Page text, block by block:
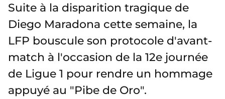
Suite à la disparition tragique de
Diego Maradona cette semaine, la
LFP bouscule son protocole d'avant-
match à l'occasion de la 12e journée
de Ligue 1 pour rendre un hommage
appuyé au "Pibe de Oro".